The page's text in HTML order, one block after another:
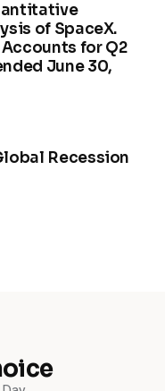
of SpaceX.
for Q2
June 30,
Recession